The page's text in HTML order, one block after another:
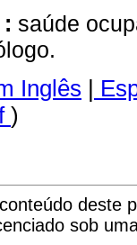
saúde
Inglês |
)
deste
sob